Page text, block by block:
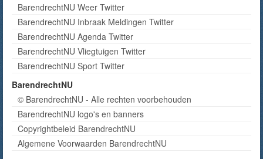
BarendrechtNU Weer Twitter
BarendrechtNU Inbraak Meldingen Twitter
BarendrechtNU Agenda Twitter
BarendrechtNU Vliegtuigen Twitter
BarendrechtNU Sport Twitter
BarendrechtNU
© BarendrechtNU - Alle rechten voorbehouden
BarendrechtNU logo's en banners
Copyrightbeleid BarendrechtNU
Algemene Voorwaarden BarendrechtNU